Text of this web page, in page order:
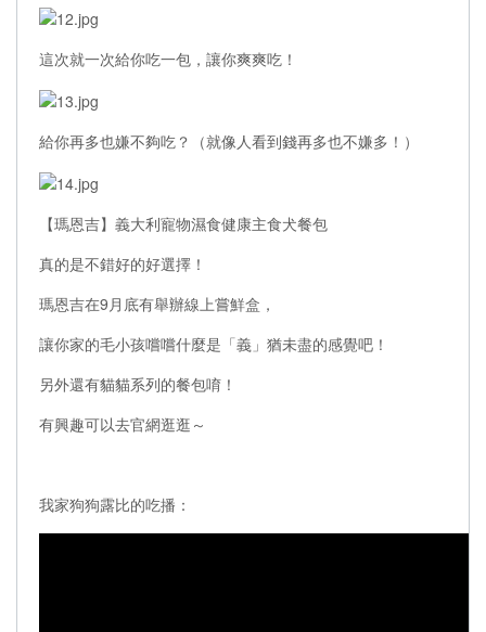
這次就一次給你吃一包，讓你爽爽吃！
給你再多也嫌不夠吃？（就像人看到錢再多也不嫌多！）
【瑪恩吉】義大利寵物濕食健康主食犬餐包
真的是不錯好的好選擇！
瑪恩吉在9月底有舉辦線上嘗鮮盒，
讓你家的毛小孩嚐嚐什麼是「義」猶未盡的感覺吧！
另外還有貓貓系列的餐包唷！
有興趣可以去官網逛逛～
我家狗狗露比的吃播：